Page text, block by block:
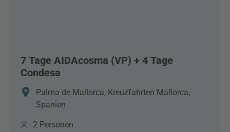
7 Tage AIDAcosma (VP) + 4 Tage
Condesa
Palma de Mallorca, Kreuzfahrten Mallorca,
Spanien
2 Personen